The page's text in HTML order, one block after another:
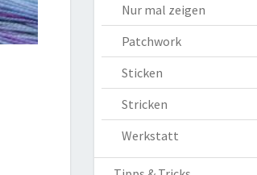
Nur mal zeigen
Patchwork
Sticken
Stricken
Werkstatt